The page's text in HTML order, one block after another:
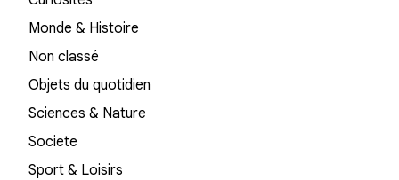
Monde & Histoire
Non classé
Objets du quotidien
Sciences & Nature
Societe
Sport & Loisirs